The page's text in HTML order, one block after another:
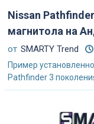
Nissan
магнитола на
от SMARTY Trend
Пример
Pathfinder 3